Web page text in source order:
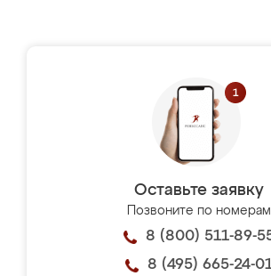
Оставьте заявку
Позвоните по номерам
8 (800) 511-89-
8 (495) 665-24-